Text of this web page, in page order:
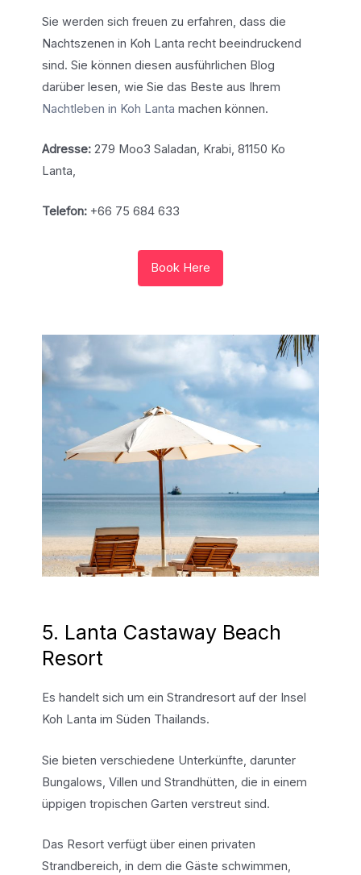
Sie werden sich freuen zu erfahren, dass die
Nachtszenen in Koh Lanta recht beeindruckend
sind. Sie können diesen ausführlichen Blog
darüber lesen, wie Sie das Beste aus Ihrem
Nachtleben in Koh Lanta machen können.
Adresse:279 Moo3 Saladan, Krabi, 81150 Ko
Lanta,
Telefon:+66 75 684 633
Book Here
5. Lanta Castaway Beach
Resort
Es handelt sich um ein Strandresort auf der Insel
Koh Lanta im Süden Thailands.
Sie bieten verschiedene Unterkünfte, darunter
Bungalows, Villen und Strandhütten, die in einem
üppigen tropischen Garten verstreut sind.
Das Resort verfügt über einen privaten
Strandbereich, in dem die Gäste schwimmen,